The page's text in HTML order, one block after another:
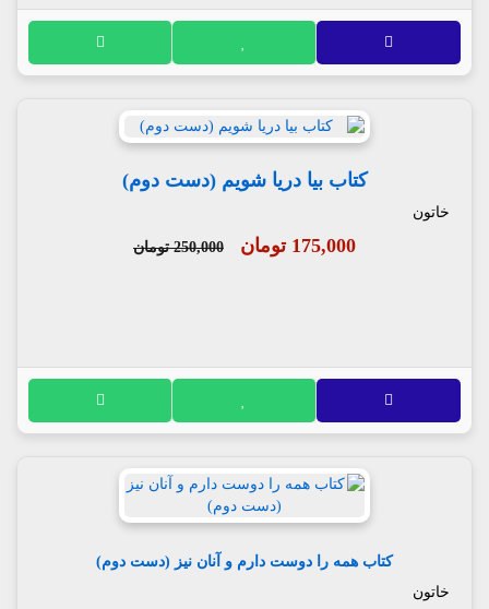
کتاب بیا دریا شویم (دست دوم)
خاتون
175,000 تومان 250,000 تومان
کتاب همه را دوست دارم و آنان نیز (دست دوم)
خاتون